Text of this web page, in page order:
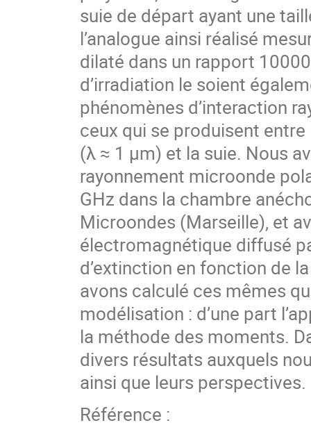
suie de départ ayant une
l’analogue ainsi réalisé
dilaté dans un rapport
d’irradiation le soient
phénomènes d’interaction
ceux qui se produisent
(λ ≈ 1 µm) et la suie. Nous
rayonnement microonde
GHz dans la chambre
Microondes (Marseille), et
électromagnétique diffusé
d’extinction en fonction de
avons calculé ces mêmes
modélisation : d’une part
la méthode des moments.
divers résultats auxquels
ainsi que leurs perspectives.
Référence :